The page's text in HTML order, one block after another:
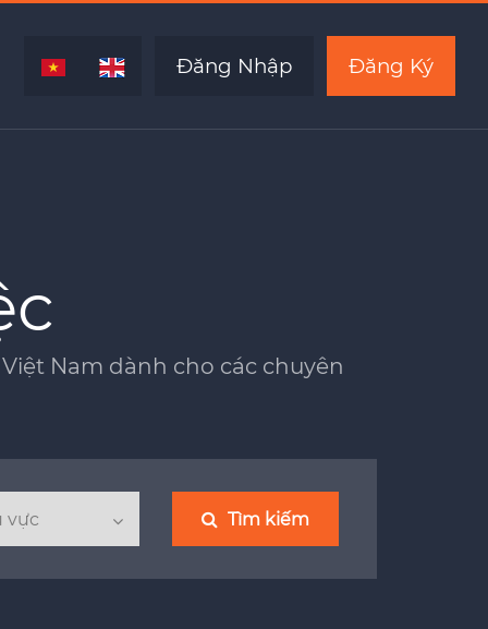
Đăng Nhập Đăng Ký
Nam dành cho các chuyên
Tìm kiếm